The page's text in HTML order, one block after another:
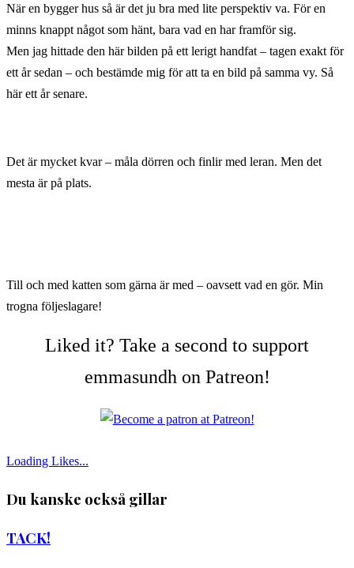
När en bygger hus så är det ju bra med lite perspektiv va. För en
minns knappt något som hänt, bara vad en har framför sig.
Men jag hittade den här bilden på ett lerigt handfat – tagen exakt för
ett år sedan – och bestämde mig för att ta en bild på samma vy. Så
här ett år senare.
Det är mycket kvar – måla dörren och finlir med leran. Men det
mesta är på plats.
Till och med katten som gärna är med – oavsett vad en gör. Min
trogna följeslagare!
Liked it? Take a second to support
emmasundh on Patreon!
Loading Likes...
Du kanske också gillar
TACK!